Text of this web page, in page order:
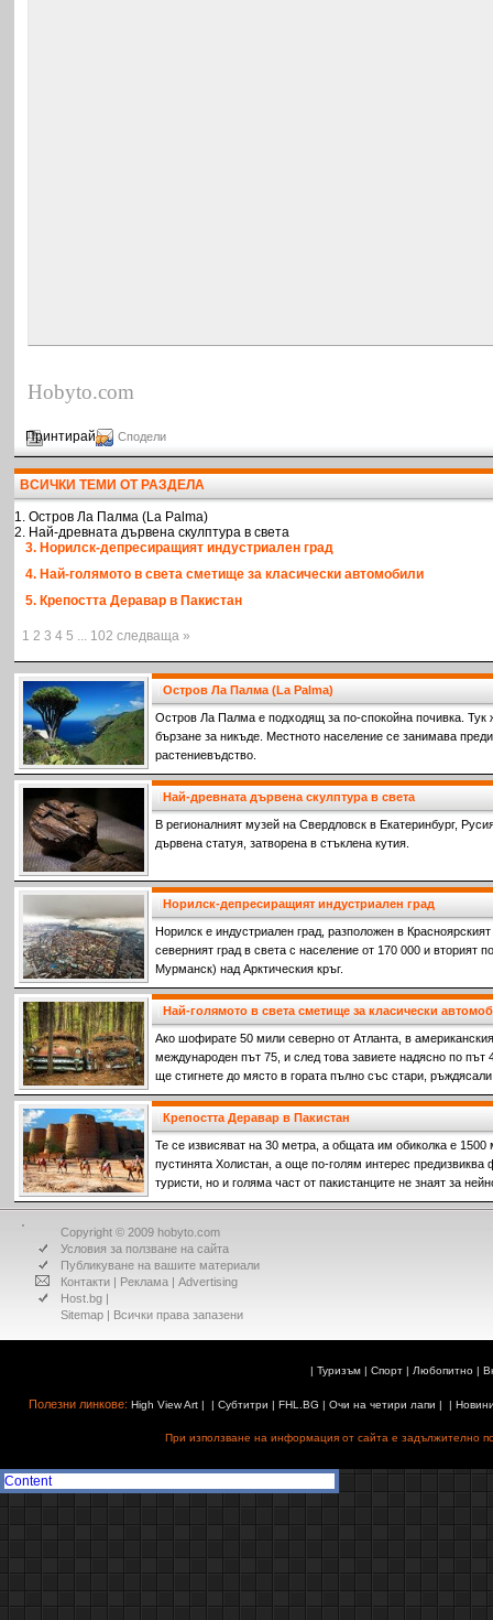
Hobyto.com
Принтирай Сподели
ВСИЧКИ ТЕМИ ОТ РАЗДЕЛА
1. Остров Ла Палма (La Palma)
2. Най-древната дървена скулптура в света
3. Норилск-депресиращият индустриален град
4. Най-голямото в света сметище за класически автомобили
5. Крепостта Деравар в Пакистан
1 2 3 4 5 ... 102 следваща »
Остров Ла Палма (La Palma)
Остров Ла Палма е подходящ за по-спокойна почивка. Тук
бързане за никъде. Местното население се занимава
растениевъдство.
Най-древната дървена скулптура в света
В pегионалният музей на Свердловск в Екатеринбург,
дървена статуя, затворена в стъклена кутия.
Норилск-депресиращият индустриален град
Норилск е индустриален град, разположен в
северният град в света с население от 170 000 и вторият
Мурманск) над Арктическия кръг.
Най-голямото в света сметище за класически
Ако шофирате 50 мили северно от Атланта, в
международен път 75, и след това завиете надясно по път
ще стигнете до място в гората пълно със стари,
Крепостта Деравар в Пакистан
Те се извисяват на 30 метра, а общата им обиколка е 1500
пустинята Холистан, а още по-голям интерес предизвиква
туристи, но и голяма част от пакистанците не знаят за
Copyright © 2009 hobyto.com
Условия за ползване на сайта
Публикуване на вашите материали
Контакти | Реклама | Advertising
Host.bg |
Sitemap | Всички права запазени
| Туризъм| Спорт| Любопитно|
Полезни линкове: High View Art| | Субтитри | FHL.BG | Очи на четири лапи | |
При използване на информация от сайта е задължително
Content